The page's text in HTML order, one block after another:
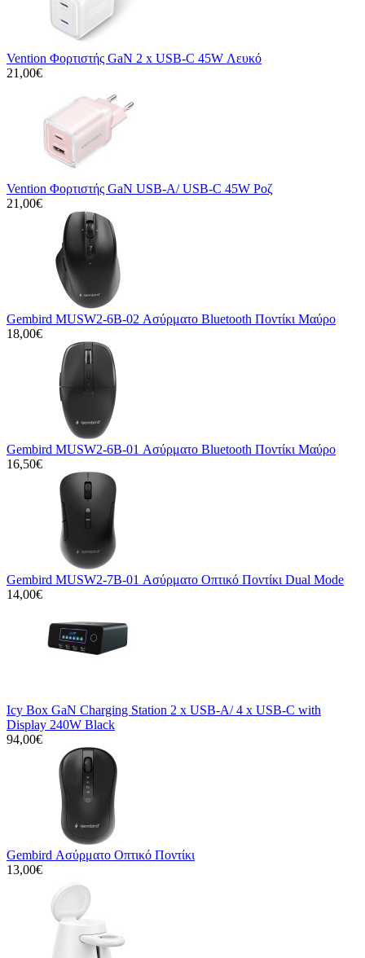
Vention Φορτιστής GaN 2 x USB-C 45W Λευκό
21,00€
Vention Φορτιστής GaN USB-A/ USB-C 45W Ροζ
21,00€
Gembird MUSW2-6B-02 Ασύρματο Bluetooth Ποντίκι Μαύρο
18,00€
Gembird MUSW2-6B-01 Ασύρματο Bluetooth Ποντίκι Μαύρο
16,50€
Gembird MUSW2-7B-01 Ασύρματο Οπτικό Ποντίκι Dual Mode
14,00€
Icy Box GaN Charging Station 2 x USB-A/ 4 x USB-C with
Display 240W Black
94,00€
Gembird Ασύρματο Οπτικό Ποντίκι
13,00€